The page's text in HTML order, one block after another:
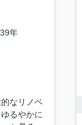
年
なリノベ
るやかに